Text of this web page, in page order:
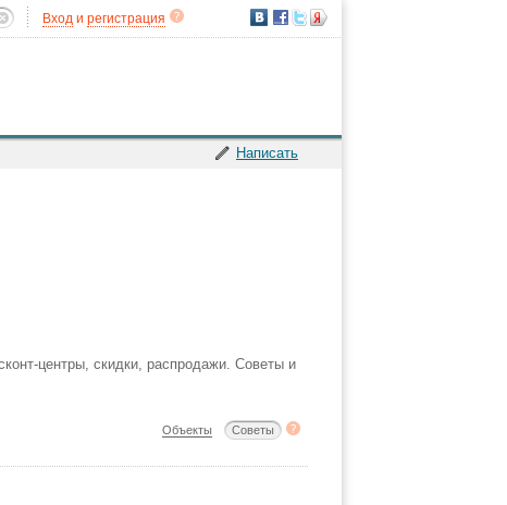
Вход и регистрация
Написать
центры, скидки, распродажи. Советы и
Объекты Советы